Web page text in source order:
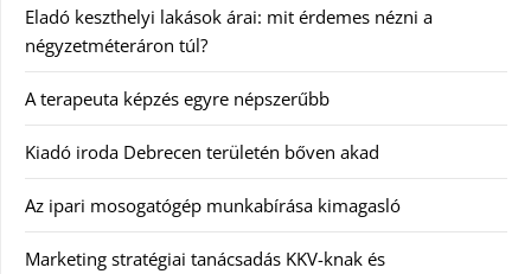
Eladó keszthelyi lakások árai: mit érdemes nézni a
négyzetméteráron túl?
A terapeuta képzés egyre népszerűbb
Kiadó iroda Debrecen területén bőven akad
Az ipari mosogatógép munkabírása kimagasló
Marketing stratégiai tanácsadás KKV-knak és